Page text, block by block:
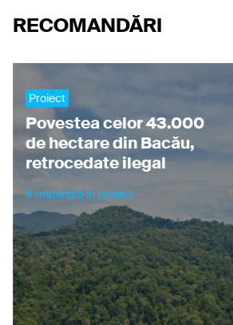
RECOMANDĂRI
Proiect
Povestea celor 43.000
de hectare din Bacău,
retrocedate ilegal
6 materiale în proiect